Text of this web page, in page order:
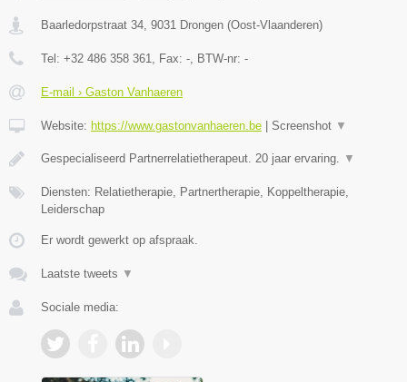
Baarledorpstraat 34, 9031 Drongen (Oost-Vlaanderen)
Tel: +32 486 358 361, Fax: -, BTW-nr: -
E-mail › Gaston Vanhaeren
Website: https://www.gastonvanhaeren.be Screenshot ▼
Gespecialiseerd Partnerrelatietherapeut. 20 jaar ervaring. ▼
Diensten: Relatietherapie, Partnertherapie, Koppeltherapie,
Leiderschap
Er wordt gewerkt op afspraak.
Laatste tweets ▼
Sociale media: